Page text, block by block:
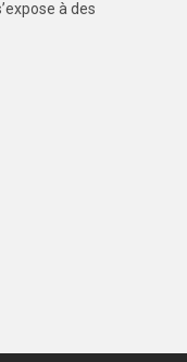
à des